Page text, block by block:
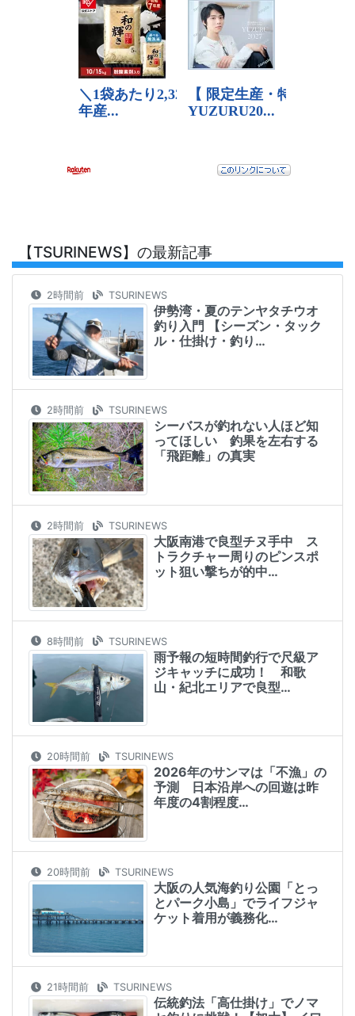
【TSURINEWS】の最新記事
2時間前 TSURINEWS
伊勢湾・夏のテンヤタチウオ
釣り入門 【シーズン・タック
ル・仕掛け・釣り…
2時間前 TSURINEWS
シーバスが釣れない人ほど知
ってほしい 釣果を左右する
「飛距離」の真実
2時間前 TSURINEWS
大阪南港で良型チヌ手中 ス
トラクチャー周りのピンスポ
ット狙い撃ちが的中…
8時間前 TSURINEWS
雨予報の短時間釣行で尺級ア
ジキャッチに成功！ 和歌
山・紀北エリアで良型…
20時間前 TSURINEWS
2026年のサンマは「不漁」の
予測 日本沿岸への回遊は昨
年度の4割程度…
20時間前 TSURINEWS
大阪の人気海釣り公園「とっ
とパーク小島」でライフジャ
ケット着用が義務化…
21時間前 TSURINEWS
伝統釣法「高仕掛け」でノマ